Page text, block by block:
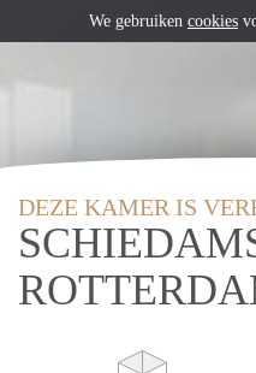
DEZE KAMER IS
We gebruiken cookies